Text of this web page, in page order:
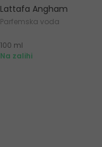
Lattafa Angham
Parfemska voda
100 ml
Na zalihi